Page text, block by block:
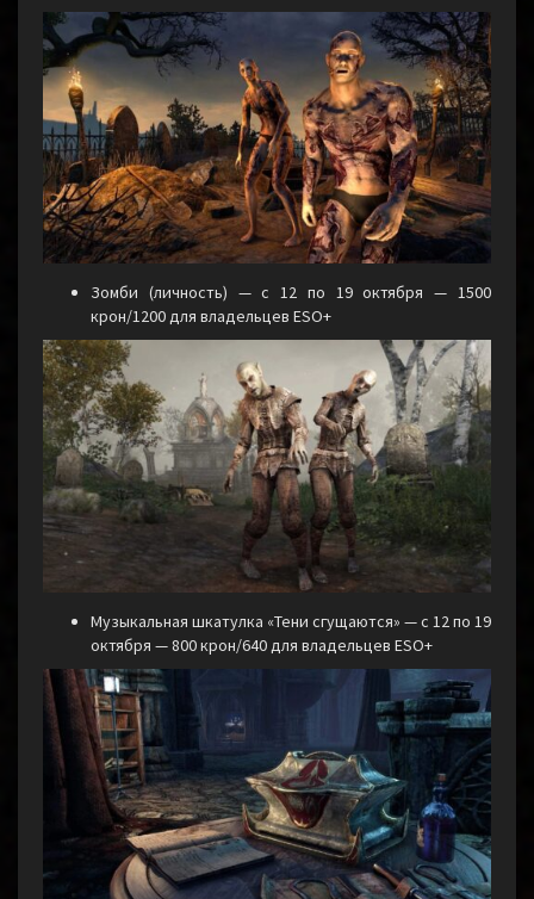
Зомби (личность) — с 12 по 19 октября — 1500
крон/1200 для владельцев ESO+
Музыкальная шкатулка «Тени сгущаются» — с 12 по 19
октября — 800 крон/640 для владельцев ESO+